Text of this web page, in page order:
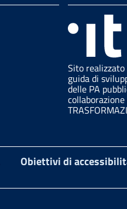
Sito
guida di
delle PA
collaborazione
Obiettivi di